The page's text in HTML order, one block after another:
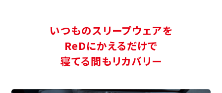
いつものスリープウェアを
ReDにかえるだけで
寝てる間もリカバリー